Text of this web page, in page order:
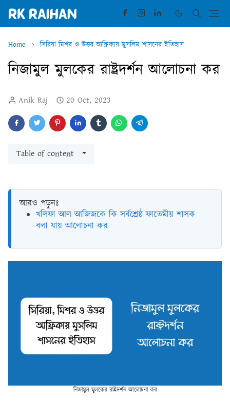
Home সিরিয়া মিশর ও উত্তর আফ্রিকায় মুসলিম শাসনের ইতিহাস
নিজামুল মুলকের রাষ্ট্রদর্শন আলোচনা কর
Anik Raj 20 Oct, 2023
Table of content
আরও পড়ুনঃ
খলিফা আল আজিজকে কি সর্বশ্রেষ্ঠ ফাতেমীয় শাসক
বলা যায় আলোচনা কর
নিজামুল মুলকের রাষ্ট্রদর্শন আলোচনা কর